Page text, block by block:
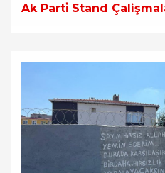
Ak Parti̇ Stand